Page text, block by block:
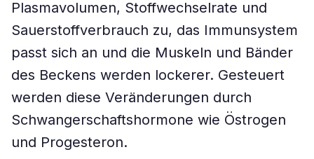
Plasmavolumen, Stoffwechselrate und
Sauerstoffverbrauch zu, das Immunsystem
passt sich an und die Muskeln und Bänder
des Beckens werden lockerer. Gesteuert
werden diese Veränderungen durch
Schwangerschaftshormone wie Östrogen
und Progesteron.